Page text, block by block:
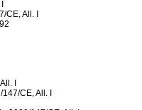
All. I
I
CE, All. I